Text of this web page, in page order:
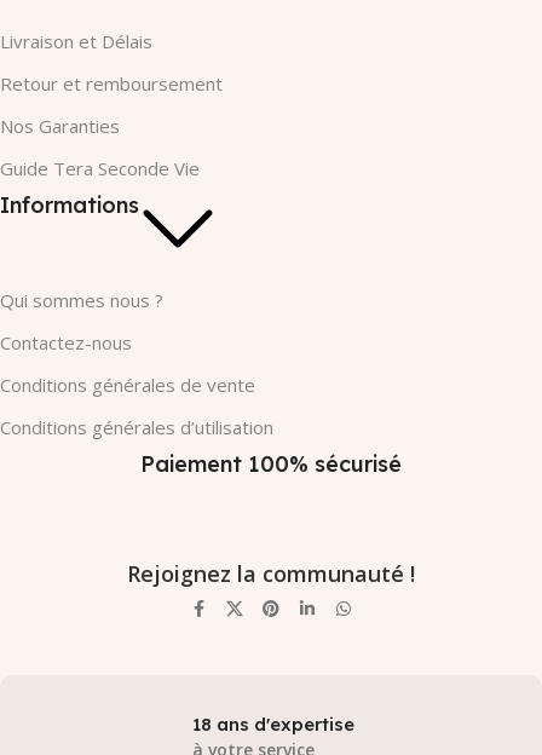
Livraison et Délais
Retour et remboursement
Nos Garanties​
Guide Tera Seconde Vie
Informations
Qui sommes nous ?
Contactez-nous
Conditions générales de vente
Conditions générales d’utilisation
Paiement 100% sécurisé
Rejoignez la communauté !
18 ans d'expertise
à votre service